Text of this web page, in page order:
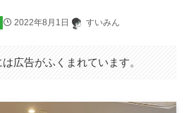
2022年8月1日 すいみん
広告がふくまれています。